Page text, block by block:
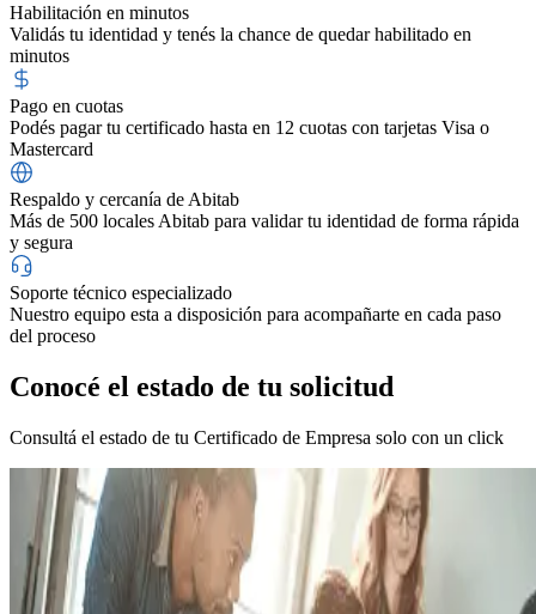
Habilitación en minutos
Validás tu identidad y tenés la chance de quedar habilitado en
minutos
Pago en cuotas
Podés pagar tu certificado hasta en 12 cuotas con tarjetas Visa o
Mastercard
Respaldo y cercanía de Abitab
Más de 500 locales Abitab para validar tu identidad de forma rápida
y segura
Soporte técnico especializado
Nuestro equipo esta a disposición para acompañarte en cada paso
del proceso
Conocé el estado de tu solicitud
Consultá el estado de tu Certificado de Empresa solo con un click